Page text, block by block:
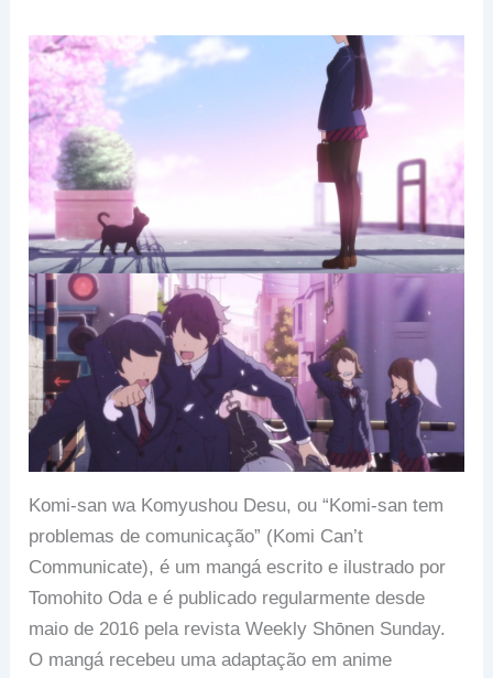
Komi-san wa Komyushou Desu, ou “Komi-san tem
problemas de comunicação” (Komi Can’t
Communicate), é um mangá escrito e ilustrado por
Tomohito Oda e é publicado regularmente desde
maio de 2016 pela revista Weekly Shōnen Sunday.
O mangá recebeu uma adaptação em anime